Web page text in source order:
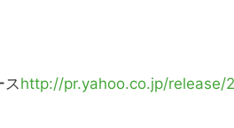
スhttp://pr.yahoo.co.jp/release/